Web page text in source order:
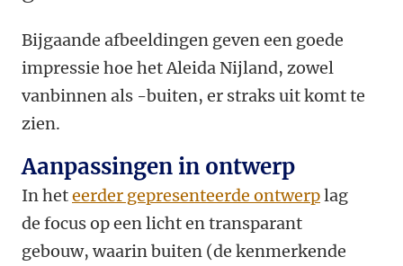
Bijgaande afbeeldingen geven een goede
impressie hoe het Aleida Nijland, zowel
vanbinnen als -buiten, er straks uit komt te
zien.
Aanpassingen in ontwerp
In heteerder gepresenteerde ontwerplag
de focus op een licht en transparant
gebouw, waarin buiten (de kenmerkende